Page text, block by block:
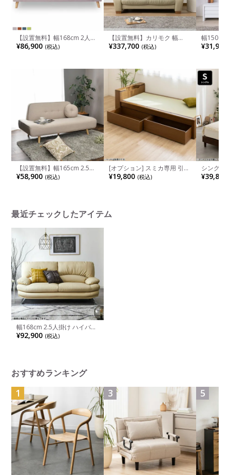
【設置無料】幅168cm 2人掛
け タピオカ ソファ クッショ
ン付き ローソファ リビング
¥86,900 (税込)
【設置無料】カリモク 幅
168cm 2人掛け ソファ ハイ
バック 日本製 本革張り モー
レザーソファ おしゃれ
karimoku ZW7312 ルンバブ
¥337,700 (税込)
幅150cm
引出し付
ビボード
ォールナ
¥31,900
【設置無料】幅165cm 2.5人
掛け ソファ ファブリック 布
張り クッション付き 脚付き
¥58,900 (税込)
[オプション] スミカ専用 引き
出し 2個セット キャスター式
¥19,800 (税込)
シングル
製 寝室
ドレスタ
¥39,800
最近チェックしたアイテム
幅168cm 2.5人掛け ハイバッ
ク ソファ Sweet スイート 合
皮レザー ウレタン ポケット
¥92,900 (税込)
おすすめランキング
1 3 5